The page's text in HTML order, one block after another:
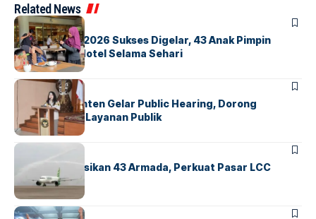
Related News
BERITAINDEX
GM For A Day 2026 Sukses Digelar, 43 Anak Pimpin
Operasional Hotel Selama Sehari
BANDARABERITA
Karantina Banten Gelar Public Hearing, Dorong
Transparansi Layanan Publik
BANDARA
Citilink Operasikan 43 Armada, Perkuat Pasar LCC
Nasional
BERITA